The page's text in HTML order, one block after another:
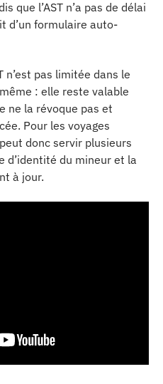
que l’AST n’a pas de délai
d’un formulaire auto-
n’est pas limitée dans le
: elle reste valable
ne la révoque pas et
Pour les voyages
donc servir plusieurs
d’identité du mineur et la
à jour.